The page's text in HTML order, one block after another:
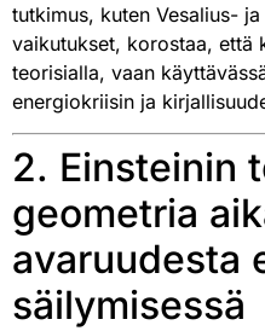
tutkimus, kuten Vesalius-
vaikutukset, korostaa, että
teorisialla, vaan
energiokriisin ja
2. Einsteinin
geometria
avaruudesta
säilymisessä